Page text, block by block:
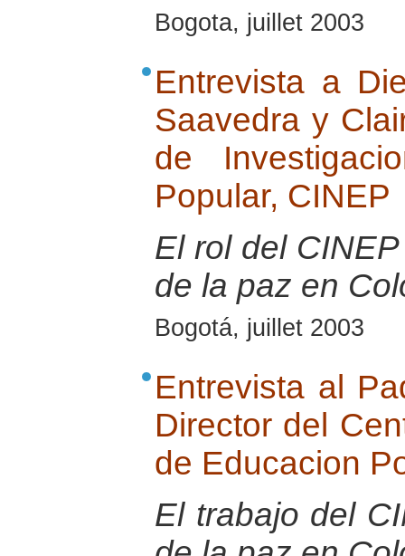
Bogota, juillet 2003
Entrevista a
Saavedra y
de
Popular, CINEP
El rol del
de la paz en
Bogotá, juillet 2003
Entrevista al
Director del
de Educacion
El trabajo del